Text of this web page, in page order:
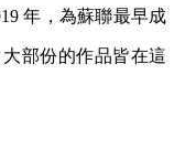
年，為蘇聯最早成
大部份的作品皆在這